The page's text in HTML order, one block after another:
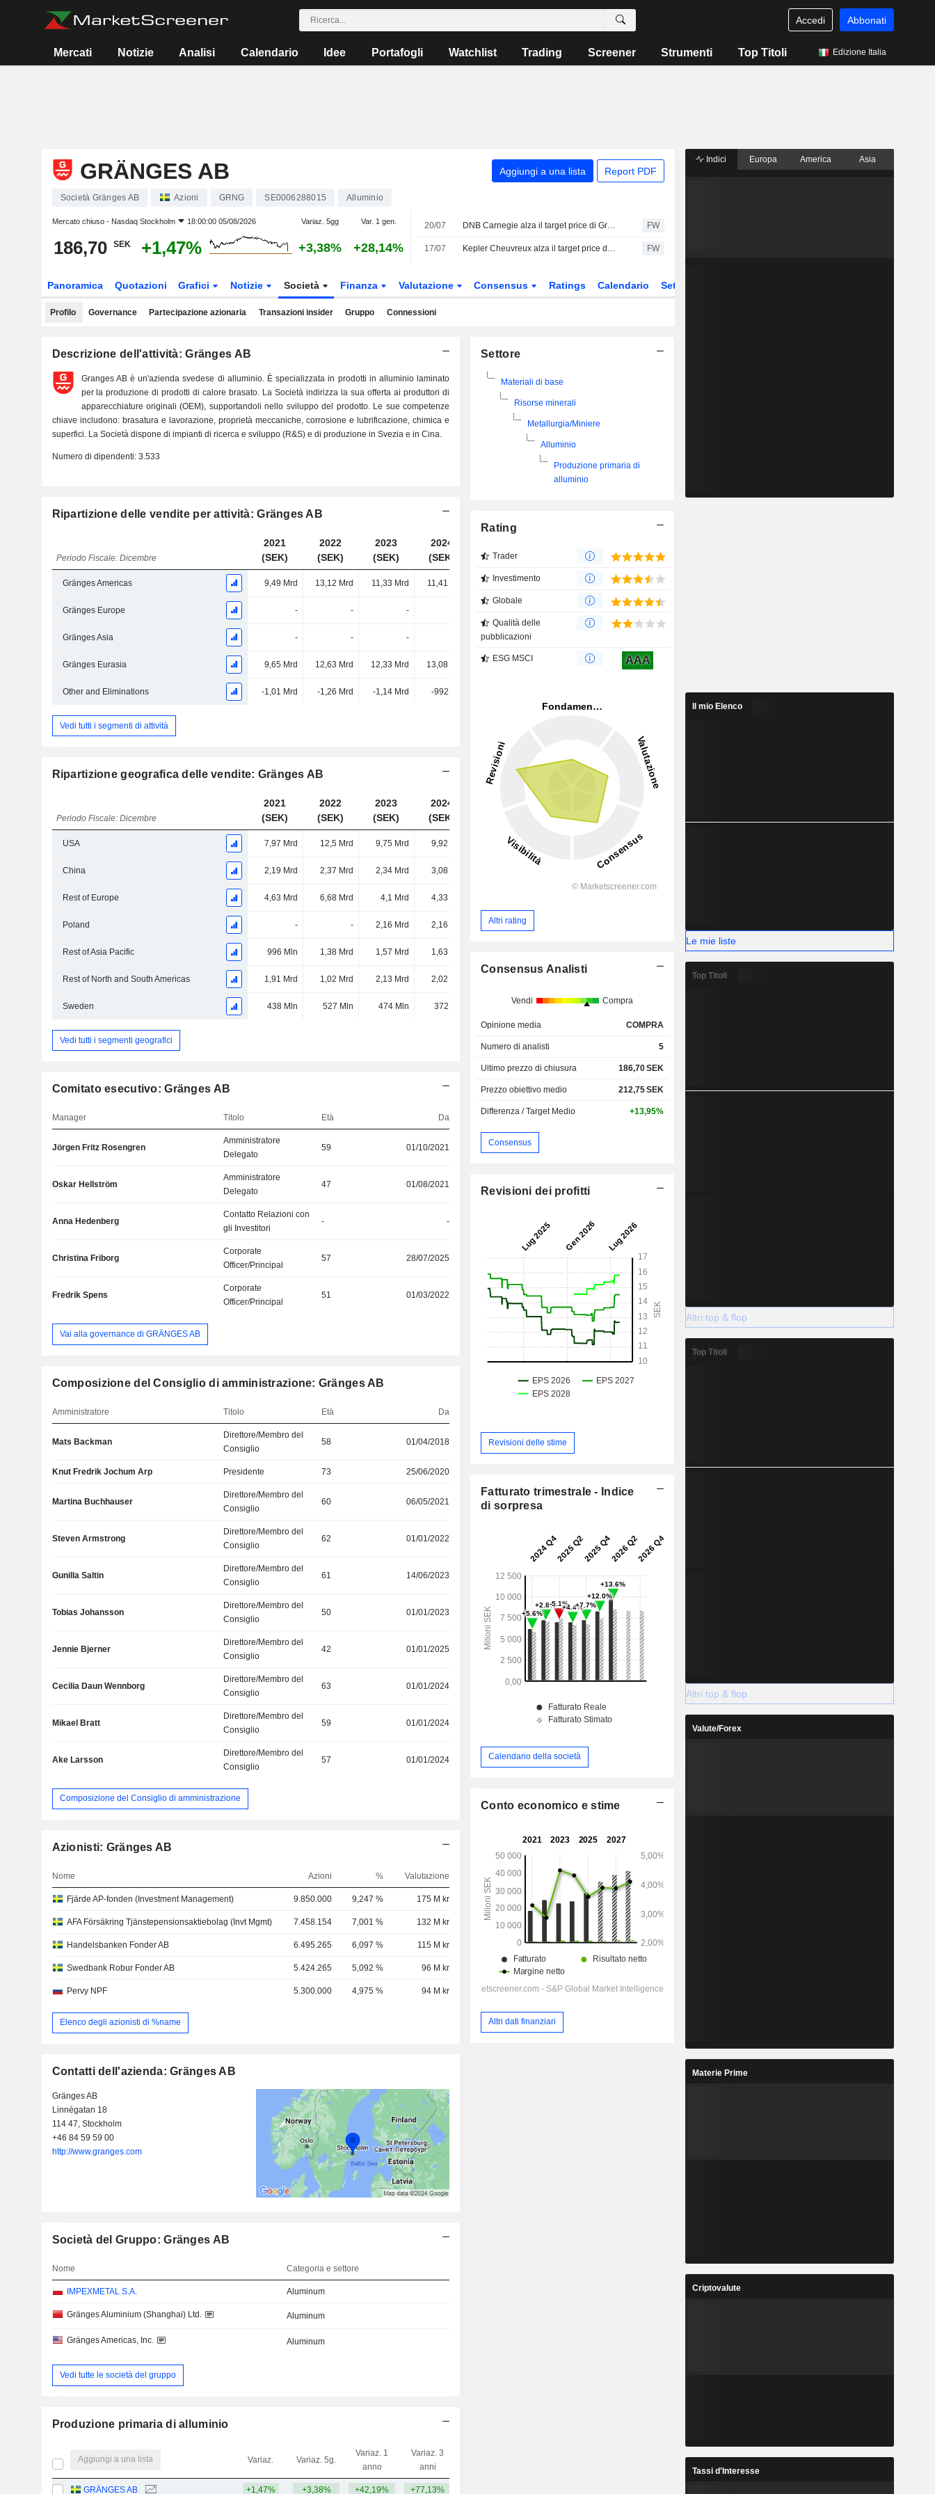
Accedi Abbonati
Mercati Notizie Analisi Calendario Idee Portafogli Watchlist Trading Screener Strumenti Top Titoli Edizione Italia
GRÄNGES AB Aggiungi a una lista Report PDF
Società Gränges AB Azioni GRNG SE0006288015 Alluminio
Mercato chiuso - Nasdaq Stockholm 18:00:00 05/08/2026 Variaz. 5gg Var. 1 gen.
186,70 SEK +1,47% +3,38% +28,14%
20/07 DNB Carnegie alza il target price di Gränges a 192 SEK (da 187), confermato il rating hold FW
17/07 Kepler Cheuvreux alza il target price di Gränges a 225 SEK (da 215), confermato il rating Buy FW
Panoramica Quotazioni Grafici Notizie Società Finanza Valutazione Consensus Ratings Calendario Settore
Profilo Governance Partecipazione azionaria Transazioni insider Gruppo Connessioni
Descrizione dell'attività: Gränges AB
Granges AB è un'azienda svedese di alluminio. È specializzata in prodotti in alluminio laminato
per la produzione di prodotti di calore brasato. La Società indirizza la sua offerta ai produttori di
apparecchiature originali (OEM), supportandoli nello sviluppo del prodotto. Le sue competenze
chiave includono: brasatura e lavorazione, proprietà meccaniche, corrosione e lubrificazione, chimica e
superfici. La Società dispone di impianti di ricerca e sviluppo (R&S) e di produzione in Svezia e in Cina.
Numero di dipendenti: 3.533
Ripartizione delle vendite per attività: Gränges AB
Periodo Fiscale: Dicembre
2021
(SEK)
2022
(SEK)
2023
(SEK)
2024
(SEK)
(SEK)
Gränges Americas 9,49 Mrd 13,12 Mrd 11,33 Mrd 11,41 Mrd 13,25 Mrd
Gränges Europe - - -
Gränges Asia - - - 7,46 Mrd
Gränges Eurasia 9,65 Mrd 12,63 Mrd 12,33 Mrd 13,08 Mrd
Other and Eliminations -1,01 Mrd -1,26 Mrd -1,14 Mrd -992 Mln
Vedi tutti i segmenti di attività
Ripartizione geografica delle vendite: Gränges AB
Periodo Fiscale: Dicembre
2021
(SEK)
2022
(SEK)
2023
(SEK)
2024
(SEK)
USA 7,97 Mrd 12,5 Mrd 9,75 Mrd 9,92 Mrd 12,18 Mrd
China 2,19 Mrd 2,37 Mrd 2,34 Mrd 3,08 Mrd
Rest of Europe 4,63 Mrd 6,68 Mrd 4,1 Mrd 4,33 Mrd
Poland - - 2,16 Mrd 2,16 Mrd 2,32 Mrd
Rest of Asia Pacific 996 Mln 1,38 Mrd 1,57 Mrd 1,63 Mrd
Rest of North and South Americas 1,91 Mrd 1,02 Mrd 2,13 Mrd 2,02 Mrd
Sweden 438 Mln 527 Mln 474 Mln 372 Mln 333 Mln
Vedi tutti i segmenti geografici
Comitato esecutivo: Gränges AB
Manager Titolo Età Da
Jörgen Fritz Rosengren
Amministratore
Delegato
59 01/10/2021
Oskar Hellström
Amministratore
Delegato
47 01/08/2021
Anna Hedenberg
Contatto Relazioni con
gli Investitori
- -
Christina Friborg
Corporate
Officer/Principal
57 28/07/2025
Fredrik Spens
Corporate
Officer/Principal
51 01/03/2022
Vai alla governance di GRÄNGES AB
Composizione del Consiglio di amministrazione: Gränges AB
Amministratore Titolo Età Da
Mats Backman
Direttore/Membro del
Consiglio
58 01/04/2018
Knut Fredrik Jochum Arp Presidente 73 25/06/2020
Martina Buchhauser
Direttore/Membro del
Consiglio
60 06/05/2021
Steven Armstrong
Direttore/Membro del
Consiglio
62 01/01/2022
Gunilla Saltin
Direttore/Membro del
Consiglio
61 14/06/2023
Tobias Johansson
Direttore/Membro del
Consiglio
50 01/01/2023
Jennie Bjerner
Direttore/Membro del
Consiglio
42 01/01/2025
Cecilia Daun Wennborg
Direttore/Membro del
Consiglio
63 01/01/2024
Mikael Bratt
Direttore/Membro del
Consiglio
59 01/01/2024
Ake Larsson
Direttore/Membro del
Consiglio
57 01/01/2024
Composizione del Consiglio di amministrazione
Azionisti: Gränges AB
Nome Azioni % Valutazione
Fjärde AP-fonden (Investment Management) 9.850.000 9,247 % 175 M kr
AFA Försäkring Tjänstepensionsaktiebolag (Invt Mgmt) 7.458.154 7,001 % 132 M kr
Handelsbanken Fonder AB 6.495.265 6,097 % 115 M kr
Swedbank Robur Fonder AB 5.424.265 5,092 % 96 M kr
Pervy NPF 5.300.000 4,975 % 94 M kr
Elenco degli azionisti di %name
Contatti dell'azienda: Gränges AB
Gränges AB
Linnégatan 18
114 47, Stockholm
+46 84 59 59 00
http://www.granges.com
Società del Gruppo: Gränges AB
Nome Categoria e settore
IMPEXMETAL S.A. Aluminum
Gränges Aluminium (Shanghai) Ltd. Aluminum
Gränges Americas, Inc. Aluminum
Vedi tutte le società del gruppo
Produzione primaria di alluminio
Aggiungi a una lista Variaz. Variaz. 5g.
Variaz. 1
anno
Variaz. 3
anni
GRÄNGES AB +1,47% +3,38% +42,19% +77,13%
Settore
Materiali di base
Risorse minerali
Metallurgia/Miniere
Alluminio
Produzione primaria di
alluminio
Rating
Trader
Investimento
Globale
Qualità delle
pubblicazioni
ESG MSCI AAA
Altri rating
Consensus Analisti
Vendi Compra
Opinione media COMPRA
Numero di analisti 5
Ultimo prezzo di chiusura 186,70SEK
Prezzo obiettivo medio 212,75SEK
Differenza / Target Medio +13,95%
Consensus
Revisioni dei profitti
Revisioni delle stime
Fatturato trimestrale - Indice
di sorpresa
Calendario della società
Conto economico e stime
Altri dati finanziari
Indici Europa America Asia
Il mio Elenco
Le mie liste
Top Titoli
Altri top & flop
Top Titoli
Altri top & flop
Valute/Forex
Materie Prime
Criptovalute
Tassi d'Interesse